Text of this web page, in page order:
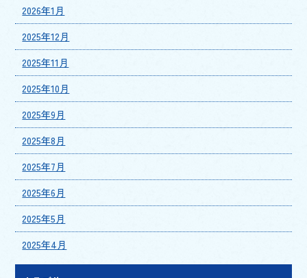
2026年1月
2025年12月
2025年11月
2025年10月
2025年9月
2025年8月
2025年7月
2025年6月
2025年5月
2025年4月